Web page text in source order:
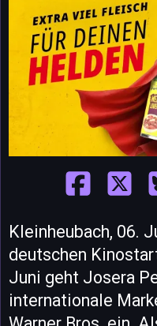
Kleinheubach, 06.
deutschen
Juni geht Josera
internationale